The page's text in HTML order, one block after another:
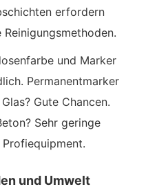
erfordern
und Marker
Permanentmarker
Gute Chancen.
Sehr geringe
und Umwelt